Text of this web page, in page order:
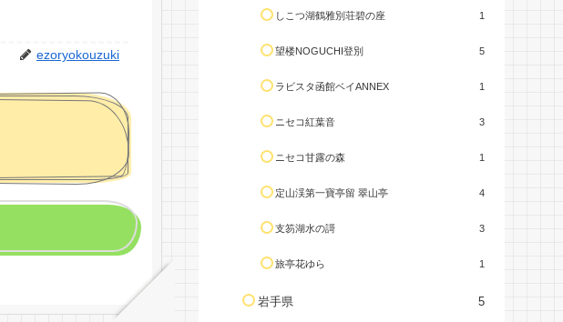
ezoryokouzuki
しこつ湖鶴雅別荘碧の座 1
望楼NOGUCHI登別 5
ラビスタ函館ベイANNEX 1
ニセコ紅葉音 3
ニセコ甘露の森 1
定山渓第一寶亭留 翠山亭 4
支笏湖水の謌 3
旅亭花ゆら 1
岩手県 5